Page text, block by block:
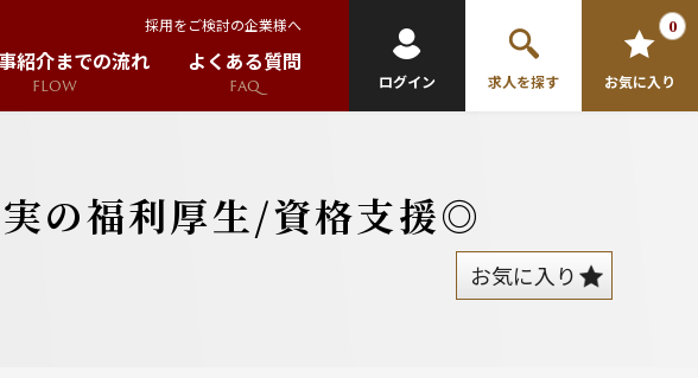
採用をご検討の企業様へ
紹介までの流れ
FLOW
よくある質問
FAQ ログイン 求人を探す お気に入り
0
の福利厚生/資格支援◎
お気に入り